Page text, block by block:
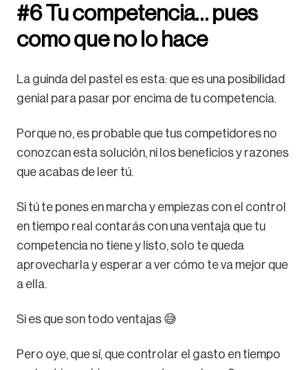
#6 Tu competencia… pues
como que no lo hace
La guinda del pastel es esta: que es una posibilidad
genial para pasar por encima de tu competencia.
Porque no, es probable que tus competidores no
conozcan esta solución, ni los beneficios y razones
que acabas de leer tú.
Si tú te pones en marcha y empiezas con el control
en tiempo real contarás con una ventaja que tu
competencia no tiene y listo, solo te queda
aprovecharla y esperar a ver cómo te va mejor que
a ella.
Si es que son todo ventajas 😅
Pero oye, que sí, que controlar el gasto en tiempo